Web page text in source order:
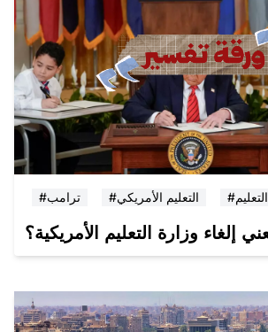
#ترامب #التعليم الأمريكي
إلغاء وزارة التعليم الأمريكية؟